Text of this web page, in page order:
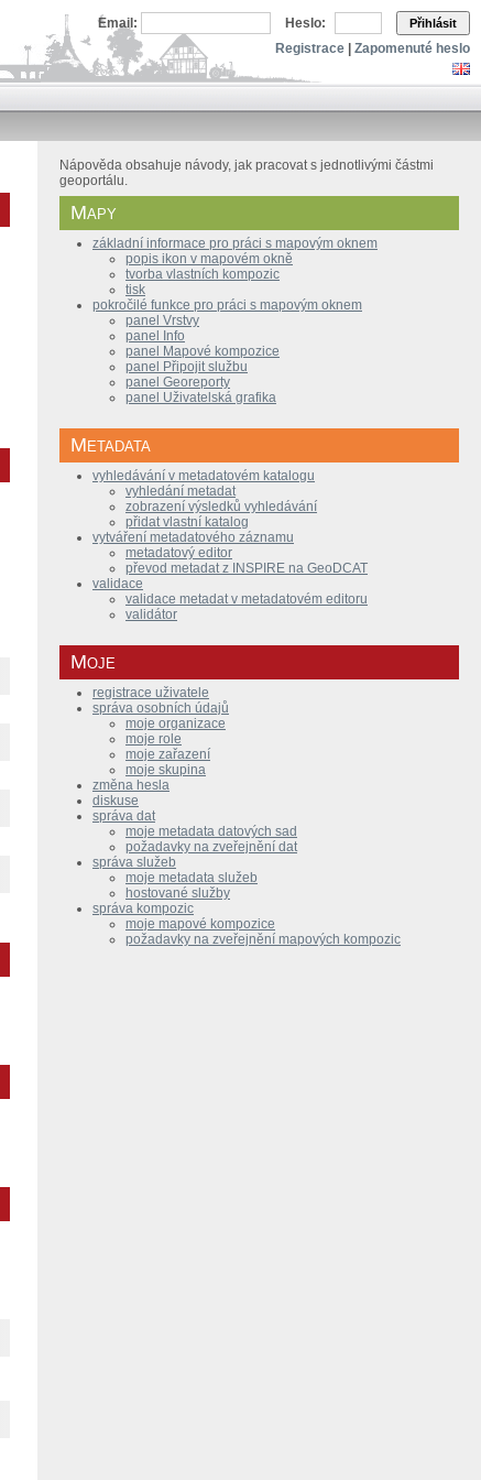
Email: Heslo: Přihlásit
Registrace Zapomenuté heslo
Nápověda obsahuje návody, jak pracovat s jednotlivými částmi
geoportálu.
Mapy
základní informace pro práci s mapovým oknem
popis ikon v mapovém okně
tvorba vlastních kompozic
tisk
pokročilé funkce pro práci s mapovým oknem
panel Vrstvy
panel Info
panel Mapové kompozice
panel Připojit službu
panel Georeporty
panel Uživatelská grafika
Metadata
vyhledávání v metadatovém katalogu
vyhledání metadat
zobrazení výsledků vyhledávání
přidat vlastní katalog
vytváření metadatového záznamu
metadatový editor
převod metadat z INSPIRE na GeoDCAT
validace
validace metadat v metadatovém editoru
validátor
Moje
registrace uživatele
správa osobních údajů
moje organizace
moje role
moje zařazení
moje skupina
změna hesla
diskuse
správa dat
moje metadata datových sad
požadavky na zveřejnění dat
správa služeb
moje metadata služeb
hostované služby
správa kompozic
moje mapové kompozice
požadavky na zveřejnění mapových kompozic